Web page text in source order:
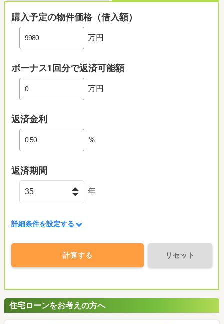
購入予定の物件価格（借入額）
万円
ボーナス1回分で返済可能額
万円
返済金利
％
返済期間
年
詳細条件を設定する
計算する リセット
住宅ローンをお考えの方へ